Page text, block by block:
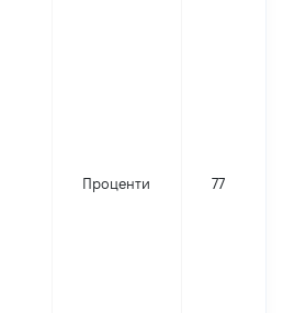
Проценти 77